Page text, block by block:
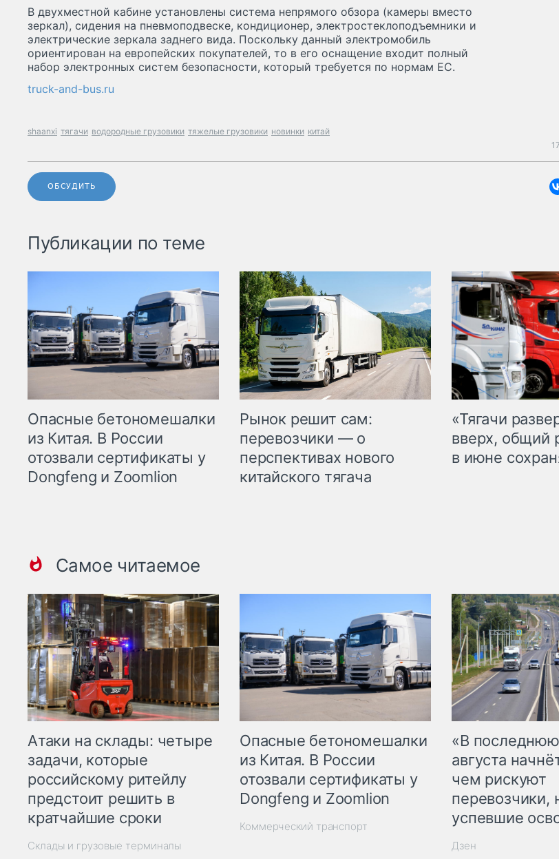
В двухместной кабине установлены система непрямого обзора (камеры вместо
зеркал), сидения на пневмоподвеске, кондиционер, электростеклоподъемники и
электрические зеркала заднего вида. Поскольку данный электромобиль
ориентирован на европейских покупателей, то в его оснащение входит полный
набор электронных систем безопасности, который требуется по нормам ЕС.
truck-and-bus.ru
shaanxi тягачи водородные грузовики тяжелые грузовики новинки китай
ОБСУДИТЬ
Публикации по теме
Опасные бетономешалки
из Китая. В России
отозвали сертификаты у
Dongfeng и Zoomlion
Рынок решит сам:
перевозчики — о
перспективах нового
китайского тягача
«Тягачи
вверх, общий
в июне
Самое читаемое
Атаки на склады: четыре
задачи, которые
российскому ритейлу
предстоит решить в
кратчайшие сроки
Склады и грузовые терминалы
Опасные бетономешалки
из Китая. В России
отозвали сертификаты у
Dongfeng и Zoomlion
Коммерческий транспорт
«В
августа
чем рискуют
перевозчики,
успевшие
Дзен